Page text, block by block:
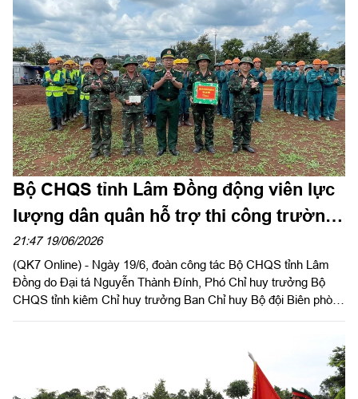
lượng huấn luyện, SSCĐ, xây dựng đơn vị vững mạnh toàn
diện “Mẫu mực, tiêu biểu”.
Bộ CHQS tỉnh Lâm Đồng động viên lực
lượng dân quân hỗ trợ thi công trường
học khu vực biên giới
21:47 19/06/2026
(QK7 Online) - Ngày 19/6, đoàn công tác Bộ CHQS tỉnh Lâm
Đồng do Đại tá Nguyễn Thành Đính, Phó Chỉ huy trưởng Bộ
CHQS tỉnh kiêm Chỉ huy trưởng Ban Chỉ huy Bộ đội Biên phòng